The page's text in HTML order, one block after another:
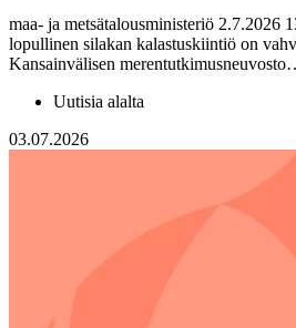
maa- ja metsätalousministeriö 2.7.2026
lopullinen silakan kalastuskiintiö on
Kansainvälisen
Uutisia alalta
03.07.2026